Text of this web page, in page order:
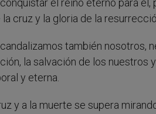
el reino eterno para
cruz y la gloria de la
también nosotros,
la salvación de los
y eterna.
y a la muerte se supera